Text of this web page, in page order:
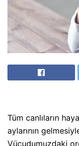
Tüm canlıların
aylarının
Vücudumuzdaki